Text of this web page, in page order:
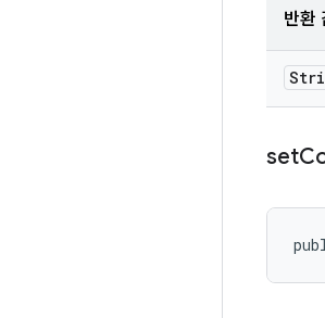
반환
set